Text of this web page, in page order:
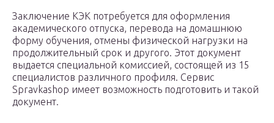
Заключение КЭК потребуется для оформления
академического отпуска, перевода на домашнюю
форму обучения, отмены физической нагрузки на
продолжительный срок и другого. Этот документ
выдается специальной комиссией, состоящей из 15
специалистов различного профиля. Сервис
Spravkashop имеет возможность подготовить и такой
документ.